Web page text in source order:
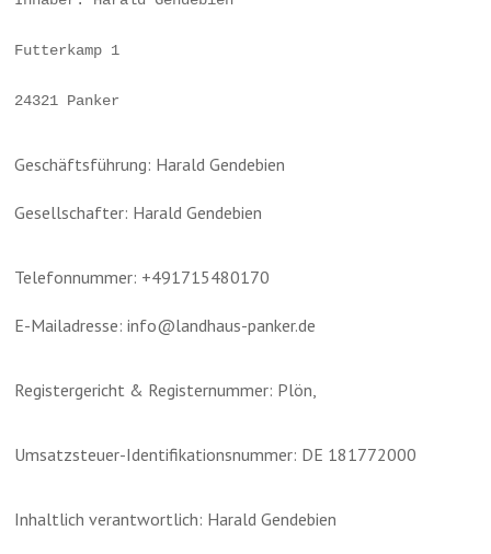
Futterkamp 1
24321 Panker
Geschäftsführung: Harald Gendebien
Gesellschafter: Harald Gendebien
Telefonnummer: +491715480170
E-Mailadresse: info@landhaus-panker.de
Registergericht & Registernummer: Plön,
Umsatzsteuer-Identifikationsnummer: DE 181772000
Inhaltlich verantwortlich: Harald Gendebien